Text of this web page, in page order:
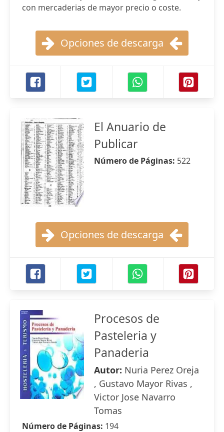
con mercaderias de mayor precio o coste.
Opciones de descarga
El Anuario de
Publicar
Número de Páginas: 522
Opciones de descarga
Procesos de
Pasteleria y
Panaderia
Autor: Nuria Perez Oreja
, Gustavo Mayor Rivas ,
Victor Jose Navarro
Tomas
Número de Páginas: 194